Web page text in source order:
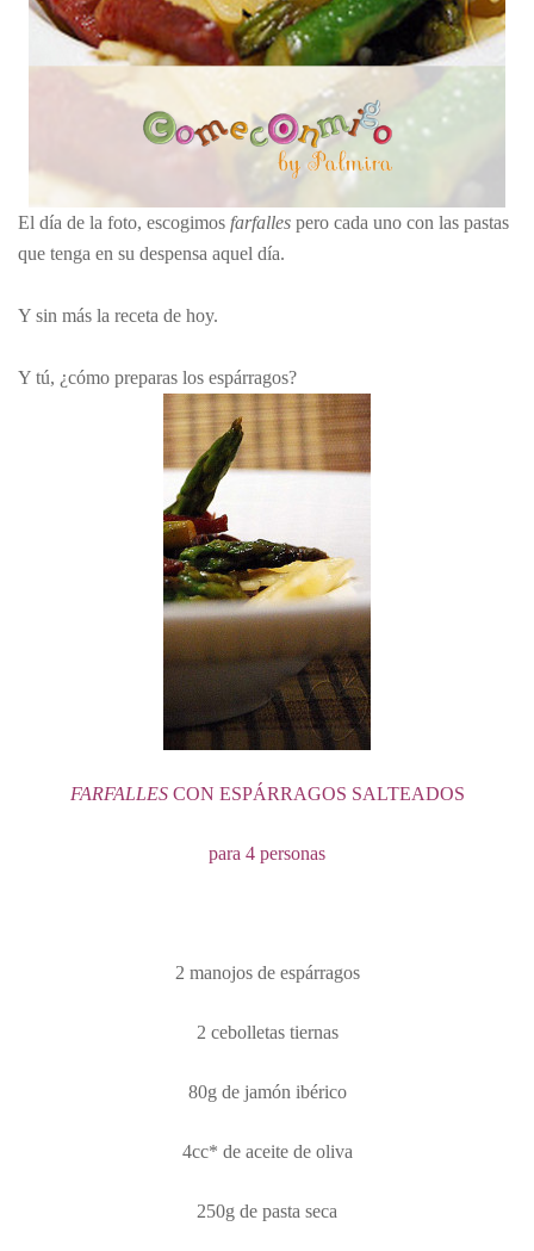
El día de la foto, escogimos farfalles pero cada uno con las pastas
que tenga en su despensa aquel día.
Y sin más la receta de hoy.
Y tú, ¿cómo preparas los espárragos?
FARFALLES CON ESPÁRRAGOS SALTEADOS
para 4 personas
2 manojos de espárragos
2 cebolletas tiernas
80g de jamón ibérico
4cc* de aceite de oliva
250g de pasta seca